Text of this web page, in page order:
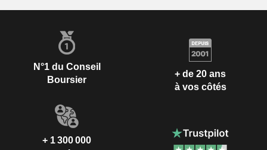
N°1 du Conseil
Boursier
+ de 20 ans
à vos côtés
+ 1 300 000